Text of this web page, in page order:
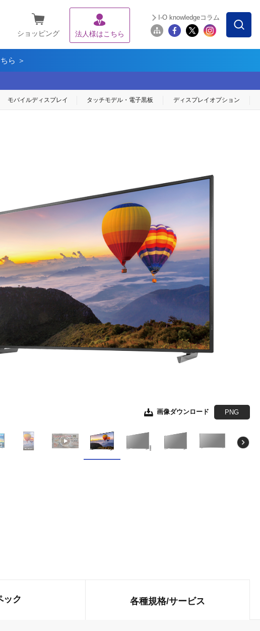
ショッピング 法人様はこちら
I-O knowledgeコラム
ら ＞
モバイルディスプレイ タッチモデル・ 電子黒板 ディスプレイ オプション
画像ダウンロード PNG
画像ダウンロード JPEG EPS形式
画像ダウンロード JPEG EPS形式
画像ダウンロード JPEG EPS形式
画像ダウンロード JPEG EPS形式
画像ダウンロード JPEG EPS形式
画像ダウンロード JPEG EPS形式
ック 各種規格/サービス